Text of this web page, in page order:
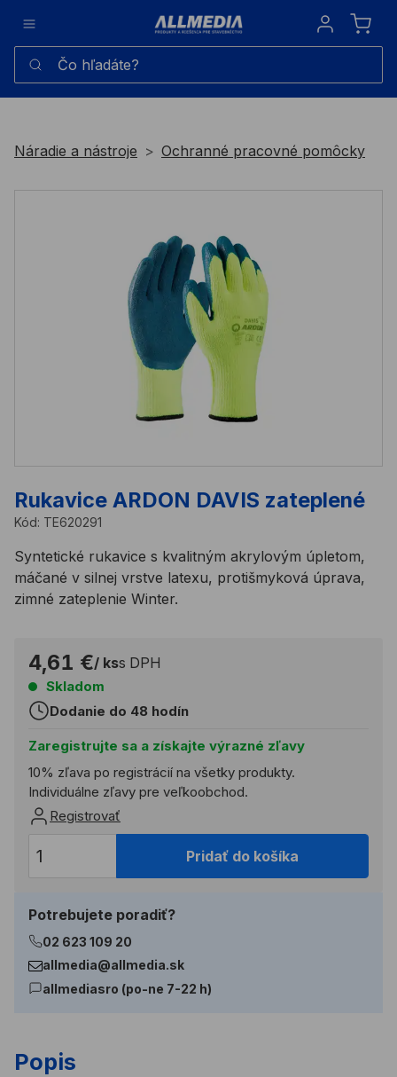
Sign in
Čo hľadáte?
Náradie a nástroje Ochranné pracovné pomôcky
Rukavice ARDON DAVIS zateplené
Kód: TE620291
Syntetické rukavice s kvalitným akrylovým úpletom,
máčané v silnej vrstve latexu, protišmyková úprava,
zimné zateplenie Winter.
4,61 €/ kss DPH
Skladom
Dodanie do 48 hodín
Zaregistrujte sa a získajte výrazné zľavy
10% zľava po registrácií na všetky produkty.
Individuálne zľavy pre veľkoobchod.
Registrovať
Pridať do košíka
Potrebujete poradiť?
02 623 109 20
allmedia@allmedia.sk
allmediasro (po-ne 7-22 h)
Popis